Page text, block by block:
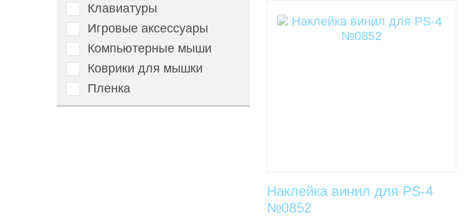
Наклейка винил для PS-4
№0852
Клавиатуры
Игровые аксессуары
Компьютерные мыши
Коврики для мышки
Пленка